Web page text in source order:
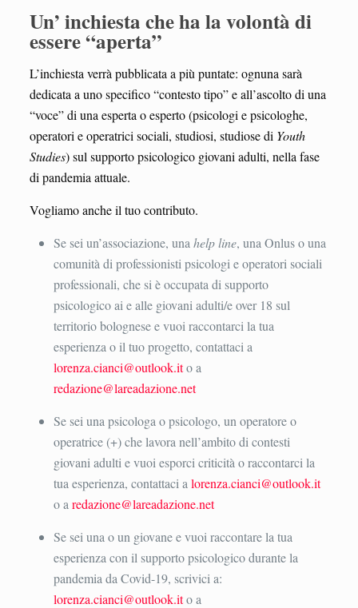
Un’ inchiesta che ha la volontà di
essere “aperta”
L’inchiesta verrà pubblicata a più puntate: ognuna sarà
dedicata a uno specifico “contesto tipo” e all’ascolto di una
“voce” di una esperta o esperto (psicologi e psicologhe,
operatori e operatrici sociali, studiosi, studiose di Youth
Studies) sul supporto psicologico giovani adulti, nella fase
di pandemia attuale.
Vogliamo anche il tuo contributo.
Se sei un’associazione, una help line, una Onlus o una
comunità di professionisti psicologi e operatori sociali
professionali, che si è occupata di supporto
psicologico ai e alle giovani adulti/e over 18 sul
territorio bolognese e vuoi raccontarci la tua
esperienza o il tuo progetto, contattaci a
lorenza.cianci@outlook.ito a
redazione@lareadazione.net
Se sei una psicologa o psicologo, un operatore o
operatrice (+) che lavora nell’ambito di contesti
giovani adulti e vuoi esporci criticità o raccontarci la
tua esperienza, contattaci a lorenza.cianci@outlook.it
o a redazione@lareadazione.net
Se sei una o un giovane e vuoi raccontare la tua
esperienza con il supporto psicologico durante la
pandemia da Covid-19, scrivici a:
lorenza.cianci@outlook.ito a